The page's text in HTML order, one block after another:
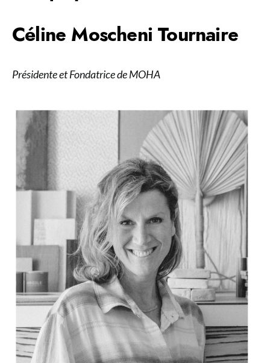
Céline Moscheni Tournaire
Présidente et Fondatrice de MOHA